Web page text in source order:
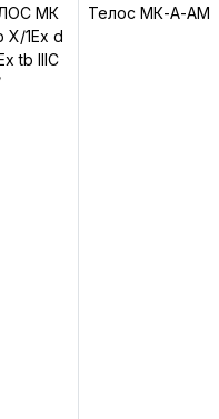
МК
X/1Ex d
tb IIIC
Телос МК-А-АМ